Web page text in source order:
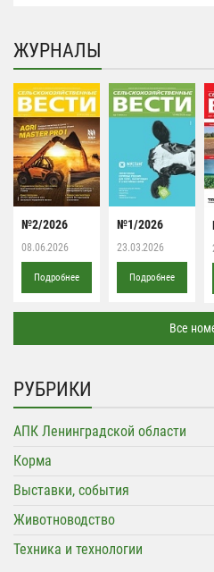
ЖУРНАЛЫ
№2/2026
08.06.2026
Подробнее
№1/2026
23.03.2026
Подробнее
Все
РУБРИКИ
АПК Ленинградской области
Корма
Выставки, события
Животноводство
Техника и технологии